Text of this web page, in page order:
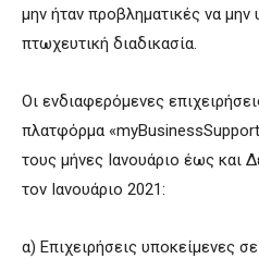
μην ήταν προβληματικές να μην
πτωχευτική διαδικασία.
Οι ενδιαφερόμενες
πλατφόρμα
τους μήνες Ιανουάριο έως και
τον Ιανουάριο 2021:
α) Επιχειρήσεις υποκείμενες